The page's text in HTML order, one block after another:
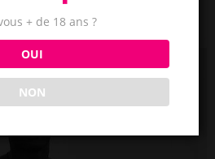
+ de 18 ans ?
OUI
NON